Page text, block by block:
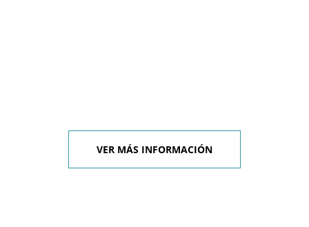
VER MÁS INFORMACIÓN